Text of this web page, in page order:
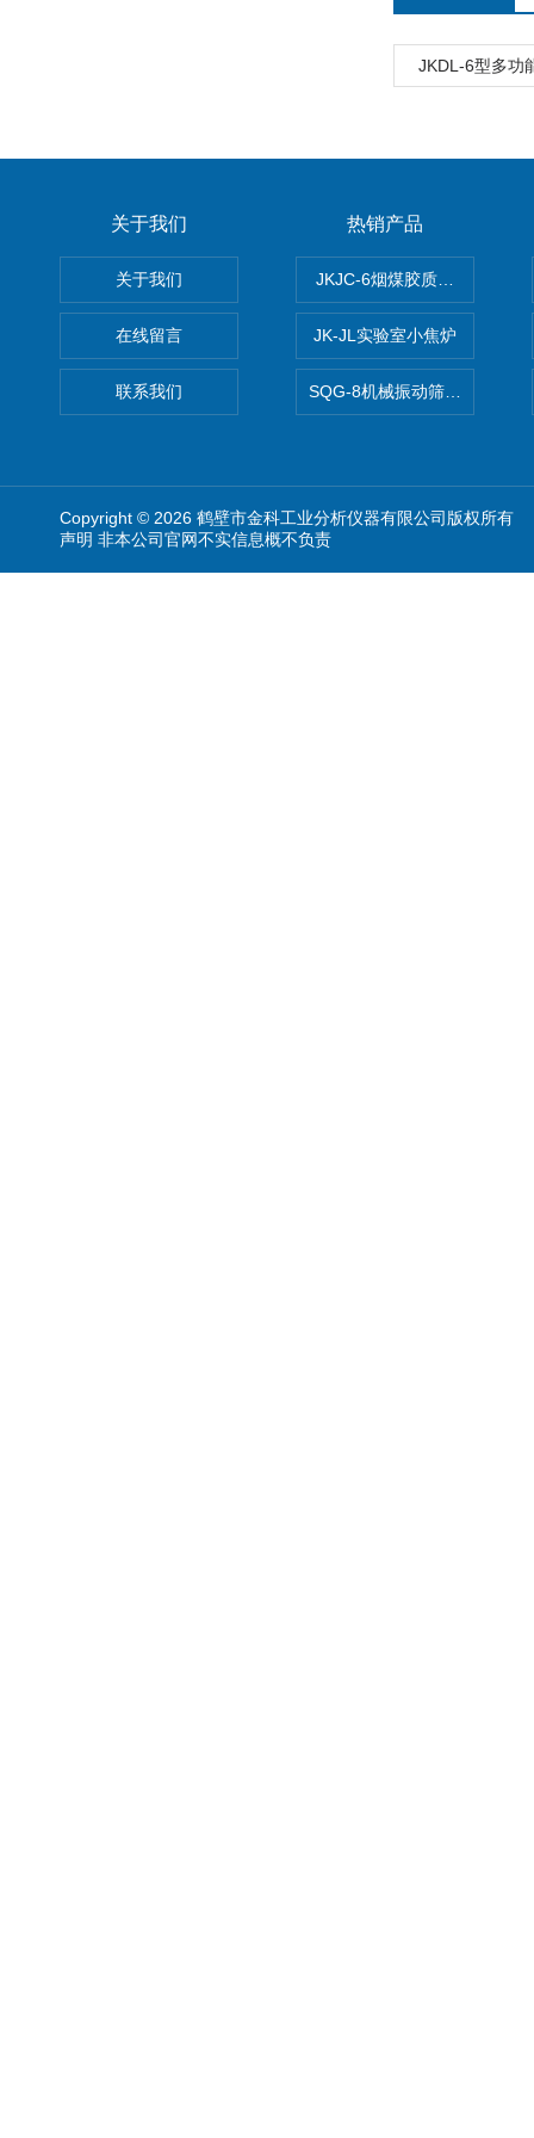
JKDL-6型多功
关于我们
关于我们
在线留言
联系我们
热销产品
JKJC-6烟煤胶质层Y值测定仪
JK-JL实验室小焦炉
SQG-8机械振动筛煤焦化验设
Copyright © 2026 鹤壁市金科工业分析仪器有限公司版权所有
声明 非本公司官网不实信息概不负责